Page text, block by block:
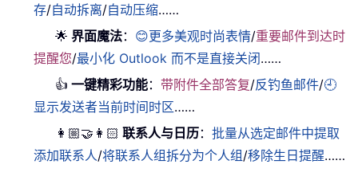
存/自动拆离/自动压缩……
🌟 界面魔法： 😊更多美观时尚表情/重要邮件到达时
提醒您/最小化 Outlook 而不是直接关闭……
👍 一键精彩功能：带附件全部答复/反钓鱼邮件/🕘
显示发送者当前时间时区……
👩🏼‍🤝‍👩🏻 联系人与日历：批量从选定邮件中提取
添加联系人/将联系人组拆分为个人组/移除生日提醒……